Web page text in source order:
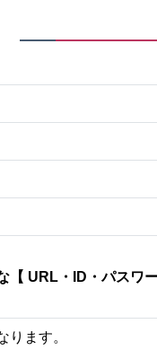
URL・ID・パスワ
ります。